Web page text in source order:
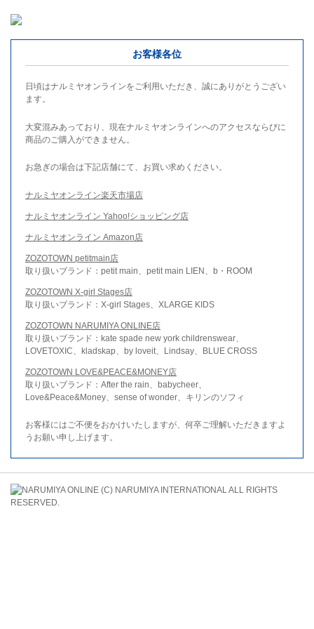
お客様各位
日頃はナルミヤオンラインをご利用いただき、誠にありがとうござい
ます。
大変混みあっており、現在ナルミヤオンラインへのアクセスならびに
商品のご購入ができません。
お急ぎの場合は下記店舗にて、お買い求めください。
ナルミヤオンライン楽天市場店
ナルミヤオンライン Yahoo!ショッピング店
ナルミヤオンライン Amazon店
ZOZOTOWN petitmain店
取り扱いブランド：petit main、petit main LIEN、b・ROOM
ZOZOTOWN X-girl Stages店
取り扱いブランド：X-girl Stages、XLARGE KIDS
ZOZOTOWN NARUMIYA ONLINE店
取り扱いブランド：kate spade new york childrenswear、
LOVETOXIC、kladskap、by loveit、Lindsay、BLUE CROSS
ZOZOTOWN LOVE&PEACE&MONEY店
取り扱いブランド：After the rain、babycheer、
Love&Peace&Money、sense of wonder、キリンのソフィ
お客様にはご不便をおかけいたしますが、何卒ご理解いただきますよ
うお願い申し上げます。